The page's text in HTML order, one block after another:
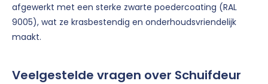
afgewerkt met een sterke zwarte poedercoating (RAL
9005), wat ze krasbestendig en onderhoudsvriendelijk
maakt.
Veelgestelde vragen over Schuifdeur